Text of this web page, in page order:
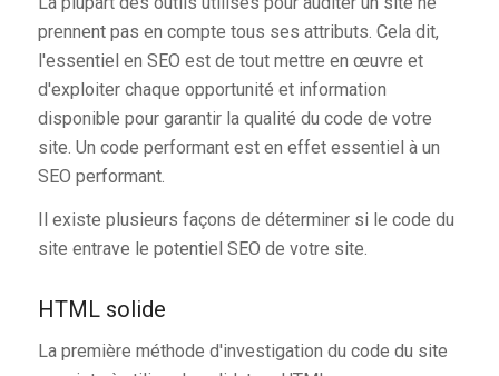
prennent pas en compte tous ses attributs. Cela dit,
l'essentiel en SEO est de tout mettre en œuvre et
d'exploiter chaque opportunité et information
disponible pour garantir la qualité du code de votre
site. Un code performant est en effet essentiel à un
SEO performant.
Il existe plusieurs façons de déterminer si le code du
site entrave le potentiel SEO de votre site.
HTML solide
La première méthode d'investigation du code du site